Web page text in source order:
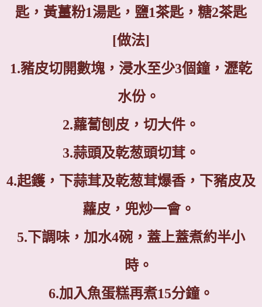
匙，黃薑粉1湯匙，鹽1茶匙，糖2茶匙
[做法]
1.豬皮切開數塊，浸水至少3個鐘，瀝乾
水份。
2.蘿蔔刨皮，切大件。
3.蒜頭及乾葱頭切茸。
4.起鑊，下蒜茸及乾葱茸爆香，下豬皮及
蘿皮，兜炒一會。
5.下調味，加水4碗，蓋上蓋煮約半小
時。
6.加入魚蛋糕再煮15分鐘。